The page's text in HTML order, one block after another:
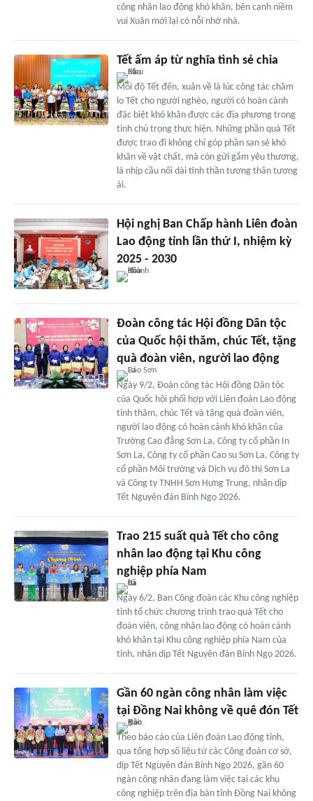
công nhân lao động khó khăn, bên cạnh niềm
vui Xuân mới lại có nỗi nhớ nhà.
Tết ấm áp từ nghĩa tình sẻ chia
Mỗi độ Tết đến, xuân về là lúc công tác chăm
lo Tết cho người nghèo, người có hoàn cảnh
đặc biệt khó khăn được các địa phương trong
tỉnh chú trọng thực hiện. Những phần quà Tết
được trao đi không chỉ góp phần san sẻ khó
khăn về vật chất, mà còn gửi gắm yêu thương,
là nhịp cầu nối dài tinh thần tương thân tương
ái.
Hội nghị Ban Chấp hành Liên đoàn
Lao động tỉnh lần thứ I, nhiệm kỳ
2025 - 2030
Đoàn công tác Hội đồng Dân tộc
của Quốc hội thăm, chúc Tết, tặng
quà đoàn viên, người lao động
Ngày 9/2, Đoàn công tác Hội đồng Dân tộc
của Quốc hội phối hợp với Liên đoàn Lao động
tỉnh thăm, chúc Tết và tặng quà đoàn viên,
người lao động có hoàn cảnh khó khăn của
Trường Cao đẳng Sơn La, Công ty cổ phần In
Sơn La, Công ty cổ phần Cao su Sơn La, Công ty
cổ phần Môi trường và Dịch vụ đô thị Sơn La
và Công ty TNHH Sơn Hưng Trung, nhân dịp
Tết Nguyên đán Bính Ngọ 2026.
Trao 215 suất quà Tết cho công
nhân lao động tại Khu công
nghiệp phía Nam
Ngày 6/2, Ban Công đoàn các Khu công nghiệp
tỉnh tổ chức chương trình trao quà Tết cho
đoàn viên, công nhân lao động có hoàn cảnh
khó khăn tại Khu công nghiệp phía Nam của
tỉnh, nhân dịp Tết Nguyên đán Bính Ngọ 2026.
Gần 60 ngàn công nhân làm việc
tại Đồng Nai không về quê đón Tết
Theo báo cáo của Liên đoàn Lao động tỉnh,
qua tổng hợp số liệu từ các Công đoàn cơ sở,
dịp Tết Nguyên đán Bính Ngọ 2026, gần 60
ngàn công nhân đang làm việc tại các khu
công nghiệp trên địa bàn tỉnh Đồng Nai không